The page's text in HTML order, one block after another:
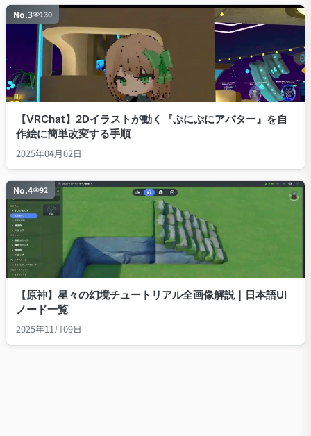
No.3 130
【VRChat】2Dイラストが動く『ぷにぷにアバター』を自
作絵に簡単改変する手順
2025年04月02日
No.4 92
【原神】星々の幻境チュートリアル全画像解説｜日本語UI
ノード一覧
2025年11月09日